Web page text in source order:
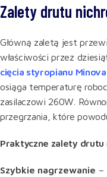
Zalety drutu
Główną zaletą jest
właściwości przez
cięcia styropianu
osiąga temperaturę
zasilaczowi 260W.
przegrzania, które
Praktyczne zalety
Szybkie nagrzewanie –